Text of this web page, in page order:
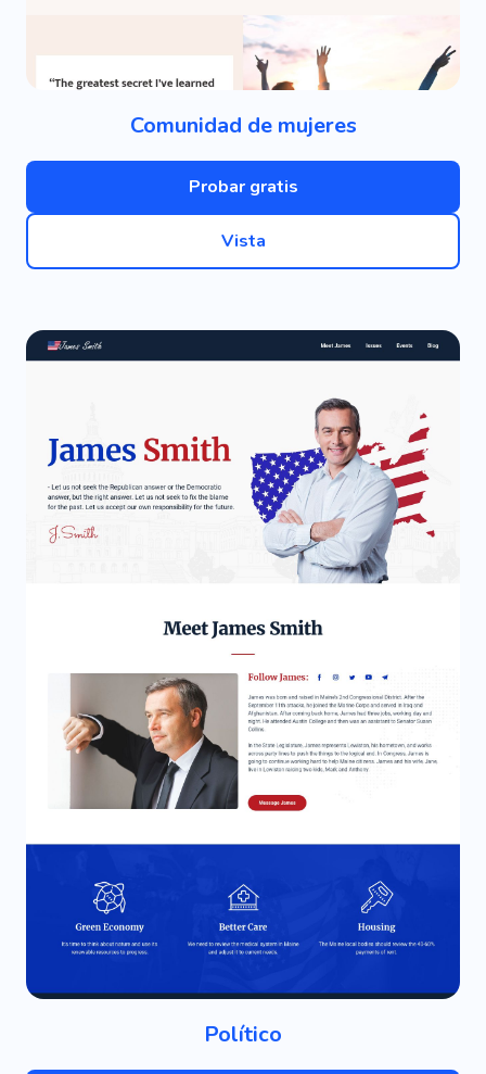
Comunidad de mujeres
Probar gratis
Vista
Político